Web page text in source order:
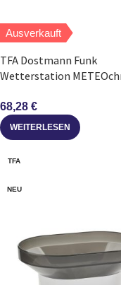
Ausverkauft
TFA Dostmann Funk
Wetterstation
68,28 €
WEITERLESEN
TFA
NEU